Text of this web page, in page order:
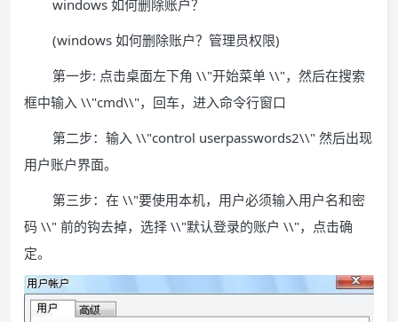
windows 如何删除账户？
(windows 如何删除账户？管理员权限)
第一步: 点击桌面左下角 \\"开始菜单 \\"，然后在搜索
框中输入 \\"cmd\\"，回车，进入命令行窗口
第二步：输入 \\"control userpasswords2\\" 然后出现
用户账户界面。
第三步：在 \\"要使用本机，用户必须输入用户名和密
码 \\" 前的钩去掉，选择 \\"默认登录的账户 \\"，点击确
定。